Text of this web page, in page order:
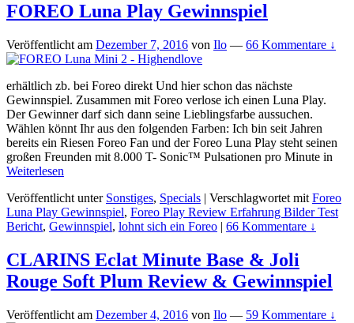
FOREO Luna Play Gewinnspiel
Veröffentlicht am Dezember 7, 2016 von Ilo — 66 Kommentare ↓
erhältlich zb. bei Foreo direkt Und hier schon das nächste
Gewinnspiel. Zusammen mit Foreo verlose ich einen Luna Play.
Der Gewinner darf sich dann seine Lieblingsfarbe aussuchen.
Wählen könnt Ihr aus den folgenden Farben: Ich bin seit Jahren
bereits ein Riesen Foreo Fan und der Foreo Luna Play steht seinen
großen Freunden mit 8.000 T- Sonic™ Pulsationen pro Minute in
Weiterlesen
Veröffentlicht unter Sonstiges, Specials | Verschlagwortet mit Foreo
Luna Play Gewinnspiel, Foreo Play Review Erfahrung Bilder Test
Bericht, Gewinnspiel, lohnt sich ein Foreo | 66 Kommentare ↓
CLARINS Eclat Minute Base & Joli
Rouge Soft Plum Review & Gewinnspiel
Veröffentlicht am Dezember 4, 2016 von Ilo — 59 Kommentare ↓